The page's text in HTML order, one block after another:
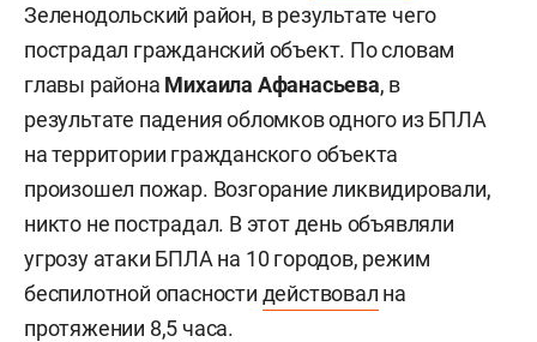
Зеленодольский район, в результате чего
пострадал гражданский объект. По словам
главы района Михаила Афанасьева, в
результате падения обломков одного из БПЛА
на территории гражданского объекта
произошел пожар. Возгорание ликвидировали,
никто не пострадал. В этот день объявляли
угрозу атаки БПЛА на 10 городов, режим
беспилотной опасности действовал на
протяжении 8,5 часа.